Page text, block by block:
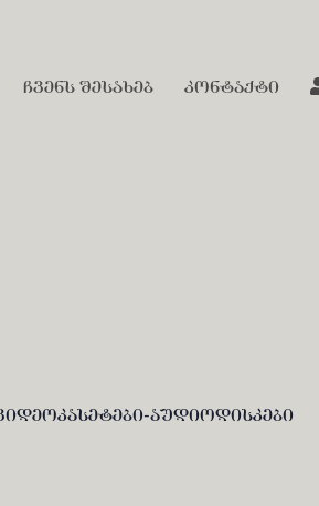
ჩვენს შესახებ კონტაქტი
აუდიოდისკები